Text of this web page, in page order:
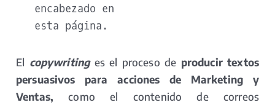
encabezado en
esta página.
El copywriting es el proceso de producir textos
persuasivos para acciones de Marketing y
Ventas, como el contenido de correos